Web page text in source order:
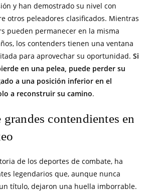
y han demostrado su nivel con
otros peleadores clasificados. Mientras
pueden permanecer en la misma
los contenders tienen una ventana
para aprovechar su oportunidad.Si
en una pelea, puede perder su
a una posición inferior en el
a reconstruir su camino.
contendientes en
de los deportes de combate, ha
legendarios que, aunque nunca
título, dejaron una huella imborrable.